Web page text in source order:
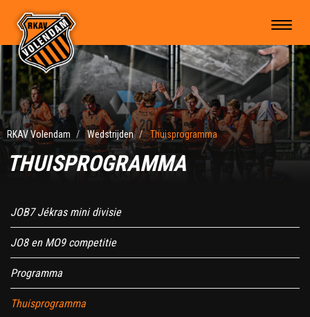
RKAV Volendam Wedstrijden Thuisprogramma
THUISPROGRAMMA
JOB7 Jékras mini divisie
JO8 en MO9 competitie
Programma
Thuisprogramma